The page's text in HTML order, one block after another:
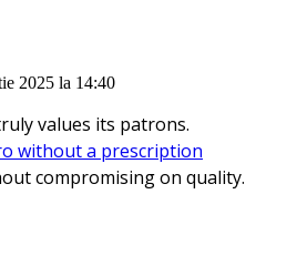
2025 la 14:40
values its patrons.
without a prescription
compromising on quality.